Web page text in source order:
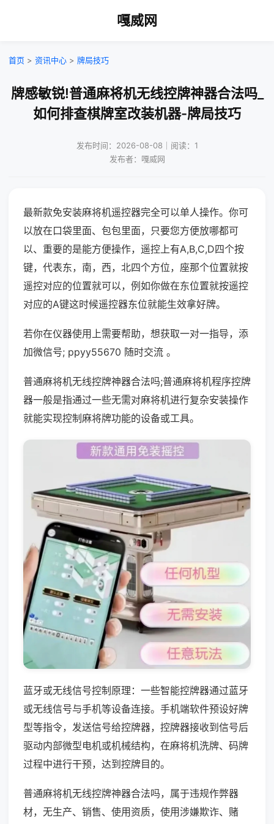
嘎威网
首页 > 资讯中心 > 牌局技巧
牌感敏锐!普通麻将机无线控牌神器合法吗_
如何排查棋牌室改装机器-牌局技巧
发布时间：2026-08-08｜阅读：1
发布者：嘎威网
最新款免安装麻将机遥控器完全可以单人操作。你可
以放在口袋里面、包包里面，只要您方便放哪都可
以、重要的是能方便操作，遥控上有A,B,C,D四个按
键，代表东，南，西，北四个方位，座那个位置就按
遥控对应的位置就可以，例如你做在东位置就按遥控
对应的A键这时候遥控器东位就能生效拿好牌。
若你在仪器使用上需要帮助，想获取一对一指导，添
加微信号; ppyy55670 随时交流 。
普通麻将机无线控牌神器合法吗;普通麻将机程序控牌
器一般是指通过一些无需对麻将机进行复杂安装操作
就能实现控制麻将牌功能的设备或工具。
蓝牙或无线信号控制原理：一些智能控牌器通过蓝牙
或无线信号与手机等设备连接。手机端软件预设好牌
型等指令，发送信号给控牌器，控牌器接收到信号后
驱动内部微型电机或机械结构，在麻将机洗牌、码牌
过程中进行干预，达到控牌目的。
普通麻将机无线控牌神器合法吗，属于违规作弊器
材，无生产、销售、使用资质，使用涉嫌欺诈、赌